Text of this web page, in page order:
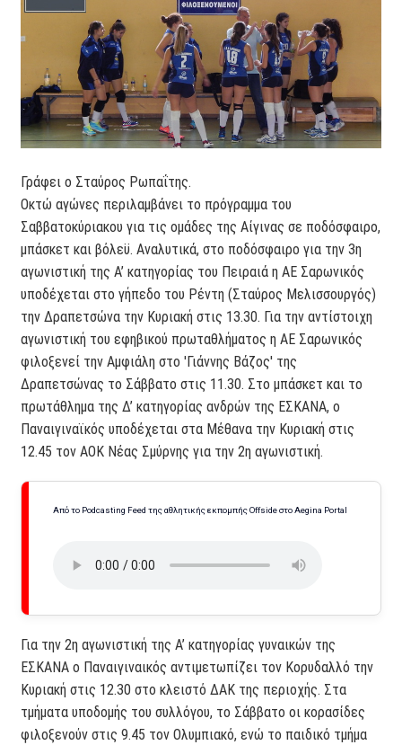
Γράφει ο Σταύρος Ρωπαΐτης.
Οκτώ αγώνες περιλαμβάνει το πρόγραμμα του
Σαββατοκύριακου για τις ομάδες της Αίγινας σε ποδόσφαιρο,
μπάσκετ και βόλεϋ. Αναλυτικά, στο ποδόσφαιρο για την 3η
αγωνιστική της Α’ κατηγορίας του Πειραιά η ΑΕ Σαρωνικός
υποδέχεται στο γήπεδο του Ρέντη (Σταύρος Μελισσουργός)
την Δραπετσώνα την Κυριακή στις 13.30. Για την αντίστοιχη
αγωνιστική του εφηβικού πρωταθλήματος η ΑΕ Σαρωνικός
φιλοξενεί την Αμφιάλη στο 'Γιάννης Βάζος' της
Δραπετσώνας το Σάββατο στις 11.30. Στο μπάσκετ και το
πρωτάθλημα της Δ’ κατηγορίας ανδρών της ΕΣΚΑΝΑ, ο
Παναιγιναϊκός υποδέχεται στα Μέθανα την Κυριακή στις
12.45 τον ΑΟΚ Νέας Σμύρνης για την 2η αγωνιστική.
Από το Podcasting Feed της αθλητικής εκπομπής Offside στο Aegina Portal
Για την 2η αγωνιστική της Α’ κατηγορίας γυναικών της
ΕΣΚΑΝΑ ο Παναιγιναικός αντιμετωπίζει τον Κορυδαλλό την
Κυριακή στις 12.30 στο κλειστό ΔΑΚ της περιοχής. Στα
τμήματα υποδομής του συλλόγου, το Σάββατο οι κορασίδες
φιλοξενούν στις 9.45 τον Ολυμπιακό, ενώ το παιδικό τμήμα